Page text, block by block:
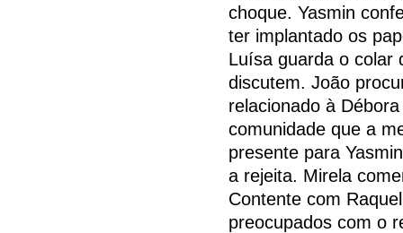
choque. Yasmin
ter implantado os
Luísa guarda o colar
discutem. João
relacionado à
comunidade que a
presente para
a rejeita. Mirela
Contente com
preocupados com o